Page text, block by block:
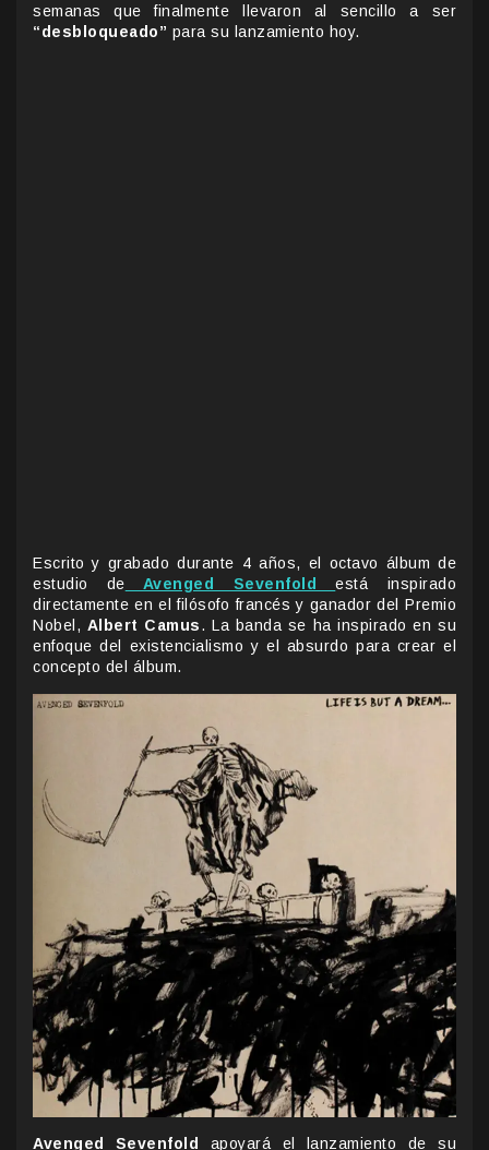
semanas que finalmente llevaron al sencillo a ser
“desbloqueado” para su lanzamiento hoy.
Escrito y grabado durante 4 años, el octavo álbum de
estudio de Avenged Sevenfoldestá inspirado
directamente en el filósofo francés y ganador del Premio
Nobel, Albert Camus. La banda se ha inspirado en su
enfoque del existencialismo y el absurdo para crear el
concepto del álbum.
Avenged Sevenfold apoyará el lanzamiento de su